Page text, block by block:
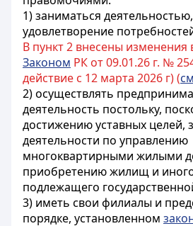
1) заниматься
удовлетворение
В пункт 2 внесены изменения
Законом РК от 09.01.26 г. №
действие с 12 марта 2026 г) (
2) осуществлять
деятельность постольку,
достижению уставных целей,
деятельности по управлению
многоквартирными жилыми
приобретению жилищ и
подлежащего
3) иметь свои филиалы и
порядке, установленном